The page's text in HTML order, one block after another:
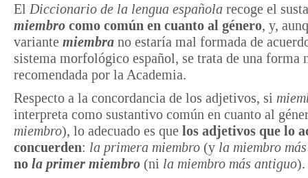
​El Diccionario de la lengua española recoge el
miembro como común en cuanto al género, y,
variante miembra no estaría mal formada de
sistema morfológico español, se trata de una forma
recomendada por la Academia.
Respecto a la concordancia de los adjetivos, si
interpreta como sustantivo común en cuanto al
miembro), lo adecuado es que los adjetivos que lo
concuerden: la primera miembro (y la miembro
no la primer miembro (ni la miembro más antiguo).